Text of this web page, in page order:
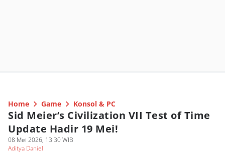
Home Game Konsol & PC
Sid Meier’s Civilization VII Test of Time
Update Hadir 19 Mei!
08 Mei 2026, 13:30 WIB
Aditya Daniel